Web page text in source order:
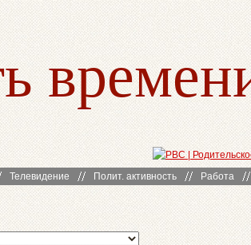
Телевидение Полит. активность Работа